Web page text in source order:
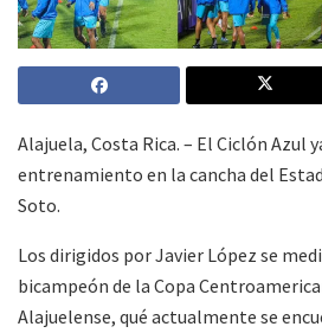
Alajuela, Costa Rica. – El Ciclón Azul
entrenamiento en la cancha del
Soto.
Los dirigidos por Javier López se
bicampeón de la Copa
Alajuelense, qué actualmente se